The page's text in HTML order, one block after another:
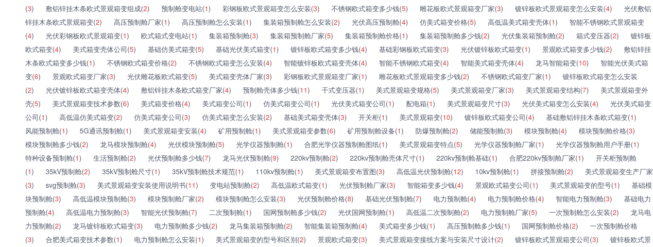
(3) 敷铝锌挂木条欧式景观箱变组成(2) 预制舱变电站(1) 彩钢板欧式景观箱变怎么安装(3) 不锈钢欧式箱变多少钱(5) 雕花板欧式景观箱变厂家(3) 镀锌板欧式景观箱变怎么安装(4)
光伏敷铝
锌挂木条欧式景观箱变(2) 高压预制舱厂家(1) 高压预制舱怎么安装(1) 集装箱预制舱怎么安装(2) 光伏高压预制舱(4) 仿美式箱变价格(5) 高低温美式箱变壳体(1)
智能不锈钢欧式景观箱变
(4) 光伏彩钢板欧式景观箱变(1) 欧式箱式变电站(1) 集装箱预制舱(3) 集装箱预制舱厂家(5) 集装箱预制舱价格(1) 集装箱预制舱多少钱(2) 光伏集装箱预制舱(2) 箱式变压器(2)
镀锌板
欧式箱变(4) 美式箱变壳体公司(5) 基础仿美式箱变(5) 基础光伏美式箱变(1) 镀锌板欧式箱变多少钱(4) 基础彩钢板欧式箱变(3) 光伏镀锌板欧式箱变(1) 景观欧式箱变多少钱(2)
敷铝锌挂
木条欧式箱变多少钱(1) 不锈钢欧式箱变价格(2) 不锈钢欧式箱变怎么安装(4) 智能镀锌板欧式箱变壳体(4) 智能不锈钢欧式箱变(4) 智能美式箱变壳体(4) 龙马智能箱变(10)
智能光伏美式箱
变(6) 景观欧式箱变厂家(3) 光伏雕花板欧式箱变(5) 美式箱变壳体厂家(3) 彩钢板欧式景观箱变厂家(1) 雕花板欧式景观箱变多少钱(2) 不锈钢欧式箱变厂家(1)
镀锌板欧式箱变怎么安装
(2) 光伏镀锌板欧式箱变壳体(4) 敷铝锌挂木条欧式箱变厂家(4) 预制舱壳体多少钱(11) 干式变压器(1) 美式景观箱变规格(5) 美式景观箱变厂家(3) 美式景观箱变结构(7)
美式景观箱变外
壳(5) 美式景观箱变技术参数(6) 美式箱变价格(4) 美式箱变公司(1) 仿美式箱变公司(1) 光伏美式箱变公司(1) 配电箱(1) 美式景观箱变尺寸(3) 光伏美式箱变怎么安装(4)
光伏美式箱变
公司(1) 高低温仿美式箱变(2) 仿美式箱变公司(3) 仿美式箱变怎么安装(2) 基础美式箱变壳体(3) 开关柜(1) 美式景观箱变(10) 镀锌板欧式箱变公司(4) 基础敷铝锌挂木条欧式箱变(1)
风能预制舱(1) 5G通讯预制舱(1) 美式景观箱变安装(4) 矿用预制舱(1) 美式景观箱变参数(6) 矿用预制舱设备(1) 防爆预制舱(2) 储能预制舱(3) 模块预制舱(4) 模块预制舱价格(3)
模块预制舱多少钱(2) 龙马模块预制舱(4) 光伏模块预制舱(5) 光学仪器预制舱(1) 合肥光学仪器预制舱图纸(1) 美式景观箱变特点(5) 光学仪器预制舱厂家(1) 光学仪器预制舱用户手册(1)
特种设备预制舱(1) 生活预制舱(2) 光伏预制舱多少钱(7) 龙马光伏预制舱(9) 220kv预制舱(2) 220kv预制舱壳体尺寸(1) 220kv预制舱基础(1) 合肥220kv预制舱厂家(1)
开关柜预制舱
(1) 35kV预制舱(2) 35kV预制舱尺寸(1) 35kV预制舱技术规范(1) 110kv预制舱(1) 美式景观箱变布置图(3) 高低温光伏预制舱(12) 10kv预制舱(1) 拼接预制舱(2)
美式景观箱变生产厂家
(3) svg预制舱(3) 美式景观箱变安装使用说明书(11) 变电站预制舱(2) 高低温欧式箱变(1) 光伏预制舱厂家(3) 智能箱变多少钱(4) 景观欧式箱变公司(1) 美式景观箱变的型号(1)
基础模
块预制舱(3) 高低温模块预制舱(3) 模块预制舱厂家(2) 模块预制舱怎么安装(3) 光伏预制舱价格(8) 基础光伏预制舱(7) 电力预制舱(4) 电力预制舱价格(4) 智能电力预制舱(3)
基础电力
预制舱(4) 高低温电力预制舱(3) 智能光伏预制舱(7) 二次预制舱(1) 国网预制舱多少钱(2) 光伏国网预制舱(1) 高低温二次预制舱(2) 电力预制舱厂家(5) 一次预制舱怎么安装(2)
龙马电
力预制舱(2) 龙马镀锌板欧式箱变(3) 电力预制舱多少钱(2) 龙马集装箱预制舱(2) 智能集装箱预制舱(4) 美式箱变多少钱(1) 高压预制舱多少钱(1) 国网预制舱价格(2)
一次预制舱价格
(3) 合肥美式箱变技术参数(1) 电力预制舱怎么安装(1) 美式景观箱变的型号和区别(2) 景观欧式箱变(3) 美式景观箱变接线方案与安装尺寸设计(2) 镀锌板欧式景观箱变公司(3)
镀锌板欧式景